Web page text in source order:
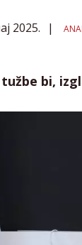
2025.
bi,